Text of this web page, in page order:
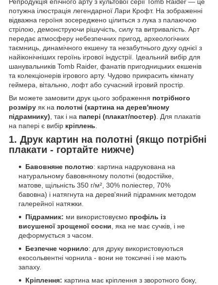
потужна ілюстрація легендарної Лари Крофт. На зображенні
відважна героїня зосереджено цілиться з лука з палаючою
стрілою, демонструючи рішучість, силу та витривалість. Арт
передає атмосферу небезпечних пригод, археологічних
таємниць, динамічного екшену та незабутнього духу однієї з
найіконічніших героїнь ігрової індустрії. Ідеальний вибір для
шанувальників Tomb Raider, фанатів пригодницьких екшенів
та колекціонерів ігрового арту. Чудово прикрасить кімнату
геймера, вітальню, лофт або сучасний ігровий простір.
Ви можете замовити друк цього зображення потрібного
розміру як на полотні (картина на дерев'яному
підрамнику) , так і на папері (плакат/постер) . Для плакатів
на папері є вибір кріплень
1. Друк картин на полотні (якщо потрібні
плакати - гортайте нижче)
Бавовняне полотно: картина надрукована на
натуральному бавовняному полотні (водостійке,
матове, щільність 350 г/м², 30% поліестер, 70%
бавовна) і натягнута на дерев'яний підрамник методом
галерейної натяжки.
Підрамник: ми використовуємо профіль із
висушеної зрощеної сосни, яка не має сучків, і не
деформується з часом.
Безпечне чорнило: для друку використовуються
екосольвентні чорнила - вони не токсичні і не мають
запаху.
Кріплення: картина має кріплення з зворотного боку,